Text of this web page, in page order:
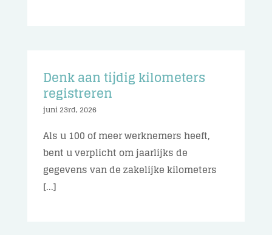
Denk aan tijdig kilometers
registreren
juni 23rd, 2026
Als u 100 of meer werknemers heeft,
bent u verplicht om jaarlijks de
gegevens van de zakelijke kilometers
[...]